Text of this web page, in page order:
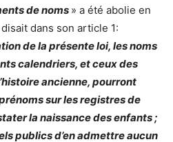
de noms » a été abolie en
dans son article 1:
de la présente loi, les noms
calendriers, et ceux des
ancienne, pourront
sur les registres de
la naissance des enfants ;
publics d’en admettre aucun